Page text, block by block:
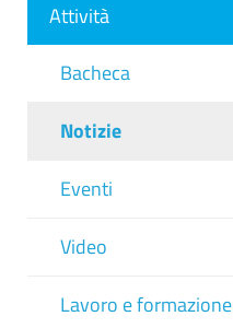
Attività
Bacheca
Notizie
Eventi
Video
Lavoro e formazione